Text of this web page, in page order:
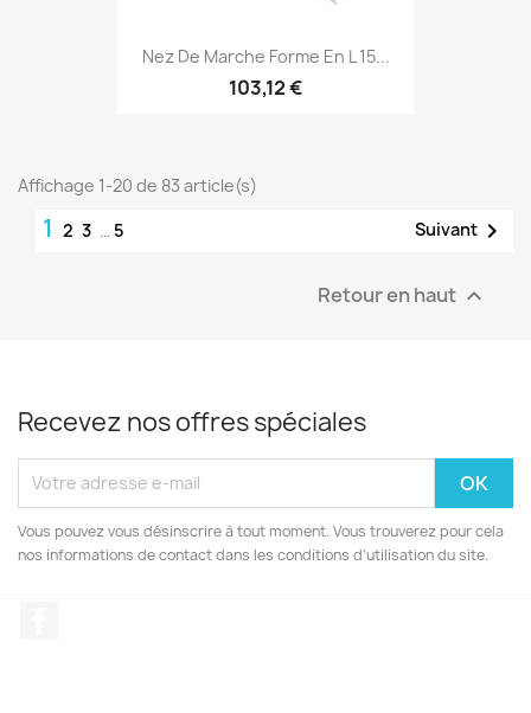
Nez De Marche Forme En L 15...
103,12 €
Affichage 1-20 de 83 article(s)
1 2 3 … 5 Suivant 
Retour en haut 
Recevez nos offres spéciales
Vous pouvez vous désinscrire à tout moment. Vous trouverez pour cela
nos informations de contact dans les conditions d'utilisation du site.